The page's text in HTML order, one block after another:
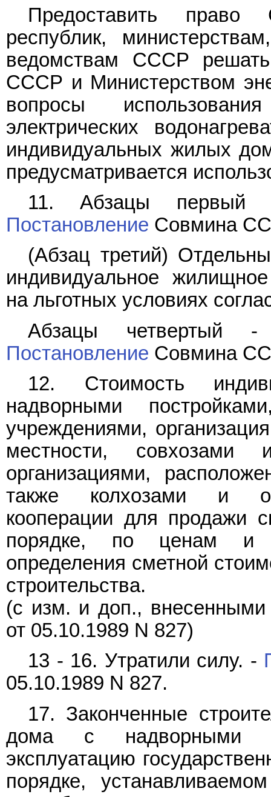
Предоставить право
республик,
ведомствам СССР
СССР и Министерством
вопросы
электрических
индивидуальных жилых
предусматривается
11. Абзацы первый
Постановление Совмина
(Абзац третий)
индивидуальное жилищное
на льготных условиях
Абзацы четвертый
Постановление Совмина
12. Стоимость
надворными
учреждениями,
местности,
организациями,
также колхозами и
кооперации для продажи
порядке, по ценам и
определения сметной
строительства.
(с изм. и доп.,
от 05.10.1989 N 827)
13 - 16. Утратили силу. -
05.10.1989 N 827.
17. Законченные
дома с надворными
эксплуатацию
порядке,